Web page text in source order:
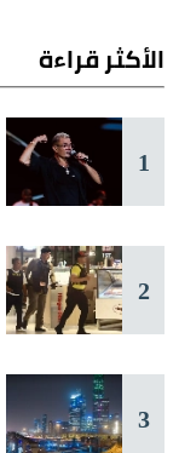
الأكثر قراءة
1
2
3